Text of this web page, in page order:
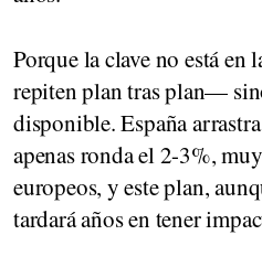
Porque la clave no está en
repiten plan tras plan—
disponible. España
apenas ronda el 2-3%,
europeos, y este plan,
tardará años en tener